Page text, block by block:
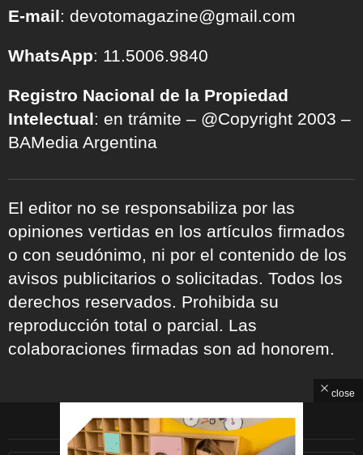
E-mail: devotomagazine@gmail.com
WhatsApp: 11.5006.9840
Registro Nacional de la Propiedad
Intelectual: en trámite – @Copyright 2003 –
BAMedia Argentina
El editor no se responsabiliza por las
opiniones vertidas en los artículos firmados
o con seudónimo, ni por el contenido de los
avisos publicitarios o solicitadas. Todos los
derechos reservados. Prohibida su
reproducción total o parcial. Las
colaboraciones firmadas son ad honorem.
ARCHIVOS
close